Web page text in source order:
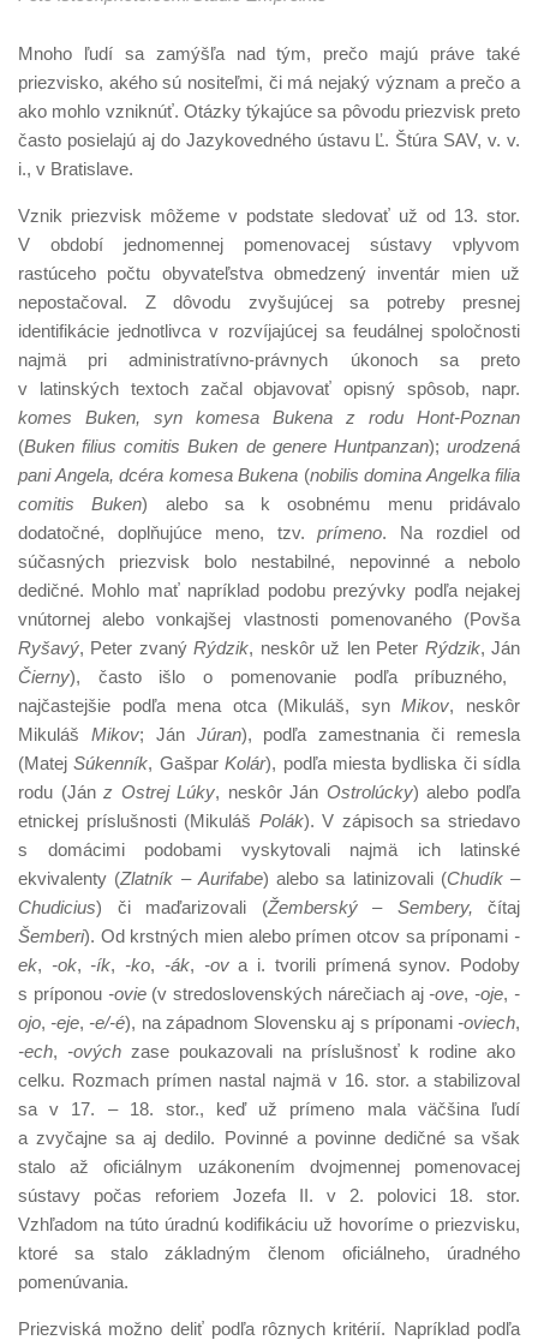
Mnoho ľudí sa zamýšľa nad tým, prečo majú práve také
priezvisko, akého sú nositeľmi, či má nejaký význam a prečo a
ako mohlo vzniknúť. Otázky týkajúce sa pôvodu priezvisk preto
často posielajú aj do Jazykovedného ústavu Ľ. Štúra SAV, v. v.
i., v Bratislave.
Vznik priezvisk môžeme v podstate sledovať už od 13. stor.
V období jednomennej pomenovacej sústavy vplyvom
rastúceho počtu obyvateľstva obmedzený inventár mien už
nepostačoval. Z dôvodu zvyšujúcej sa potreby presnej
identifikácie jednotlivca v rozvíjajúcej sa feudálnej spoločnosti
najmä pri administratívno-právnych úkonoch sa preto
v latinských textoch začal objavovať opisný spôsob, napr.
komes Buken, syn komesa Bukena z rodu Hont-Poznan
(Buken filius comitis Buken de genere Huntpanzan);urodzená
pani Angela, dcéra komesa Bukena (nobilis domina Angelka filia
comitis Buken) alebo sa k osobnému menu pridávalo
dodatočné, doplňujúce meno, tzv.prímeno. Na rozdiel od
súčasných priezvisk bolo nestabilné, nepovinné a nebolo
dedičné. Mohlo mať napríklad podobu prezývky podľa nejakej
vnútornej alebo vonkajšej vlastnosti pomenovaného (Povša
Ryšavý, Peter zvanýRýdzik, neskôr už len Peter Rýdzik, Ján
Čierny), často išlo o pomenovanie podľa príbuzného,
najčastejšie podľa mena otca (Mikuláš, synMikov, neskôr
Mikuláš Mikov; JánJúran), podľa zamestnania či remesla
(MatejSúkenník, GašparKolár), podľa miesta bydliska či sídla
rodu (Jánz Ostrej Lúky, neskôr Ján Ostrolúcky) alebo podľa
etnickej príslušnosti (Mikuláš Polák). V zápisoch sa striedavo
s domácimi podobami vyskytovali najmä ich latinské
ekvivalenty (Zlatník – Aurifabe) alebo sa latinizovali (Chudík –
Chudicius) či maďarizovali (Žemberský – Sembery, čítaj
Šemberi). Od krstných mien alebo prímen otcov sa príponami -
ek, -ok, -ík, -ko, -ák, -ova i. tvorili prímená synov. Podoby
s príponou -ovie(v stredoslovenských nárečiach aj -ove, -oje, -
ojo, -eje, -e/-é), na západnom Slovensku aj s príponami -oviech,
-ech, -ových zase poukazovali na príslušnosť k rodine ako
celku. Rozmach prímen nastal najmä v 16. stor. a stabilizoval
sa v 17. – 18. stor., keď už prímeno mala väčšina ľudí
a zvyčajne sa aj dedilo. Povinné a povinne dedičné sa však
stalo až oficiálnym uzákonením dvojmennej pomenovacej
sústavy počas reforiem Jozefa II. v 2. polovici 18. stor.
Vzhľadom na túto úradnú kodifikáciu už hovoríme o priezvisku,
ktoré sa stalo základným členom oficiálneho, úradného
pomenúvania.
Priezviská možno deliť podľa rôznych kritérií. Napríklad podľa